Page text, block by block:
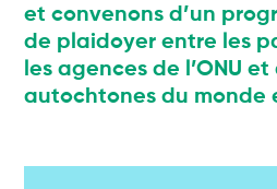
et convenons d’un
de plaidoyer entre les
les agences de l’ONU
autochtones du monde